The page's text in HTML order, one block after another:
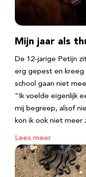
Mijn jaar als
De 12-jarige Petijn
erg gepest en kreeg
school gaan niet
“Ik voelde eigenlijk
mij begreep, alsof
kon ik ook niet meer
Lees meer